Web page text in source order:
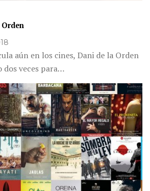
aún en los cines, Dani de la Orden
dos veces para…